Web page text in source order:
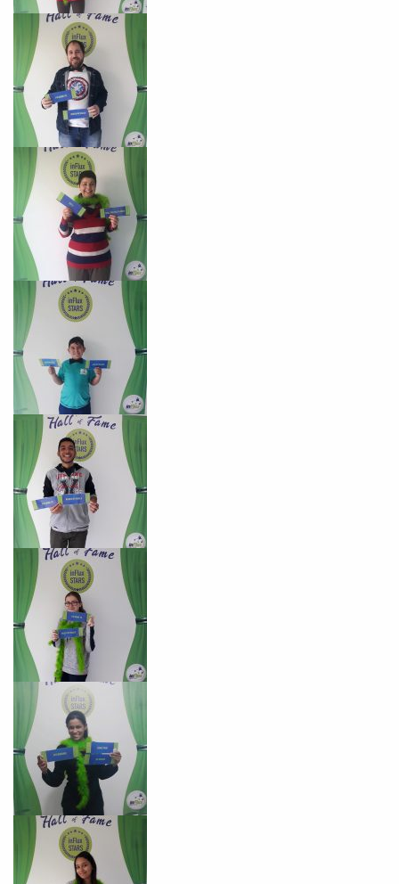
Você é aluno inFlux?
Sim
VOLTAR